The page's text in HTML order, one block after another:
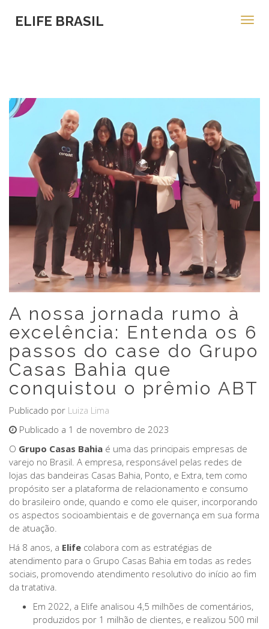
ELIFE BRASIL
A nossa jornada rumo à
excelência: Entenda os 6
passos do case do Grupo
Casas Bahia que
conquistou o prêmio ABT
Publicado por Luiza Lima
Publicado a 1 de novembro de 2023
O Grupo Casas Bahia é uma das principais empresas de
varejo no Brasil. A empresa, responsável pelas redes de
lojas das bandeiras Casas Bahia, Ponto, e Extra, tem como
propósito ser a plataforma de relacionamento e consumo
do brasileiro onde, quando e como ele quiser, incorporando
os aspectos socioambientais e de governança em sua forma
de atuação.
Há 8 anos, a Elife colabora com as estratégias de
atendimento para o Grupo Casas Bahia em todas as redes
sociais, promovendo atendimento resolutivo do início ao fim
da tratativa.
Em 2022, a Elife analisou 4,5 milhões de comentários,
produzidos por 1 milhão de clientes, e realizou 500 mil